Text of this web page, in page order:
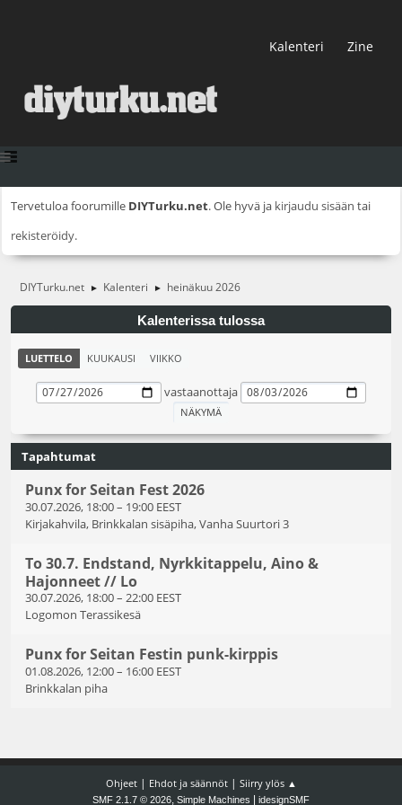
Kalenteri Zine
Tervetuloa foorumille DIYTurku.net. Ole hyvä ja kirjaudu sisään tai
rekisteröidy.
DIYTurku.net ► Kalenteri ► heinäkuu 2026
Kalenterissa tulossa
LUETTELO KUUKAUSI VIIKKO
vastaanottaja
Tapahtumat
Punx for Seitan Fest 2026
30.07.2026, 18:00– 19:00 EEST
Kirjakahvila, Brinkkalan sisäpiha, Vanha Suurtori 3
To 30.7. Endstand, Nyrkkitappelu, Aino &
Hajonneet // Lo
30.07.2026, 18:00– 22:00 EEST
Logomon Terassikesä
Punx for Seitan Festin punk-kirppis
01.08.2026, 12:00– 16:00 EEST
Brinkkalan piha
Ohjeet| Ehdot ja säännöt| Siirry ylös ▲
SMF 2.1.7 © 2026, Simple Machines idesignSMF